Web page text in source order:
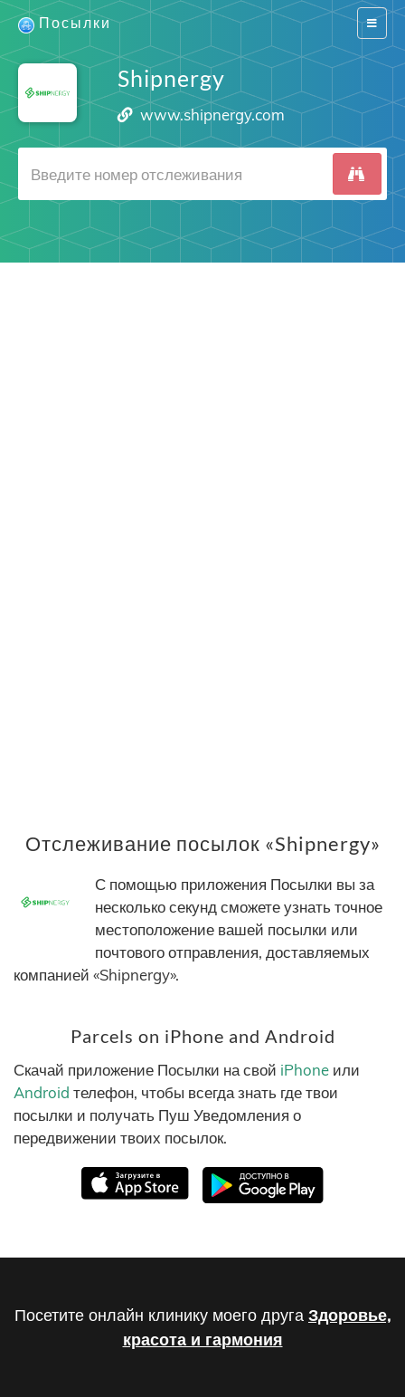
Switch
Посылки
Shipnergy
www.shipnergy.com
Отслеживание посылок «Shipnergy»
С помощью приложения Посылки вы за
несколько секунд сможете узнать точное
местоположение вашей посылки или
почтового отправления, доставляемых
компанией «Shipnergy».
Parcels on iPhone and Android
Скачай приложение Посылки на свой iPhone или
Android телефон, чтобы всегда знать где твои
посылки и получать Пуш Уведомления о
передвижении твоих посылок.
Посетите онлайн клинику моего друга Здоровье,
красота и гармония